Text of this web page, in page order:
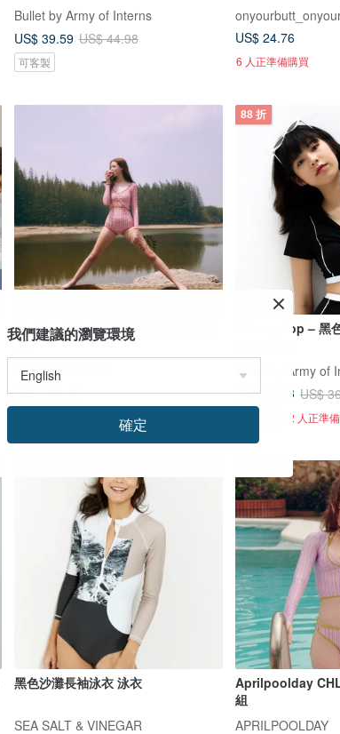
Bullet by Army of Interns
US$ 39.59 US$ 44.98
可客製
US$ 24.76
6 人正準備購買
Aprilpoolday 泳衣 / 獨家 / 紅色格紋
呢
APRILPOOLDAY
US$ 143.18
88 折
Primary top – 黑
Bullet by Army of
US$ 32.33 US$
12 人正準
黑色沙灘長袖泳衣 泳衣
SEA SALT & VINEGAR
Aprilpoolday
組
APRILPOOLDAY
我們建議的瀏覽環境
確定